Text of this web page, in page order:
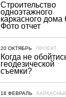
Виды
Строительство
одноэтажного
каркасного дома
Фото отчет
20 ОКТЯБРЬ ПРОЕКТ
Когда не
геодезической
съемки?
18 ФЕВРАЛЬ